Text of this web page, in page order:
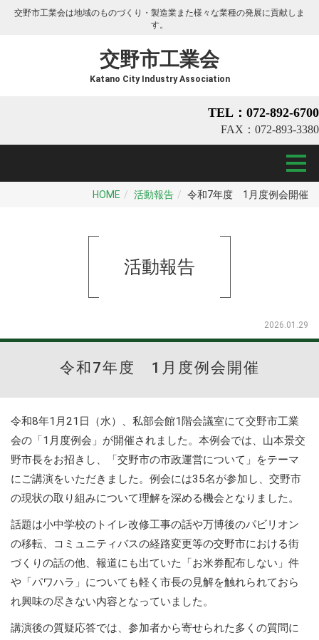
交野市工業会は地域のものづくり・製造業また様々な業種の発展に貢献しま
す。
交野市工業会
Katano City Industry Association
TEL：072-892-6700
FAX：072-893-3380
HOME 活動報告 令和7年度 1月度例会開催
活動報告
2026.01.29
令和7年度 1月度例会開催
令和8年1月21日（水）、私部会館1階会議室にて交野市工業
会の「1月度例会」が開催されました。本例会では、山本景交
野市長をお招きし、「交野市の市政運営について」をテーマ
にご講演をいただきました。例会には35名が参加し、交野市
の現状の取り組みについて理解を深める機会となりました。
話題は小中学校のトイレ改修工事の話や万博後のパビリオン
の移転、コミュニティバスの経路変更等の交野市における街
づくりの話の他、報道にも出ていた「お米券配布しない」件
や「パワハラ」についても軽く市長の見解を触れられておら
れ興味の尽きない内容となっていました。
講演後の質疑応答では、参加者から寄せられた多くの質問に